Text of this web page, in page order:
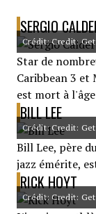
SERGIO
Crédit: Credit:
Star de
Caribbean 3 et
est mort à
BILL LEE
Crédit: Credit:
Bill Lee, père
jazz émérite,
RICK HOYT
Crédit: Credit: